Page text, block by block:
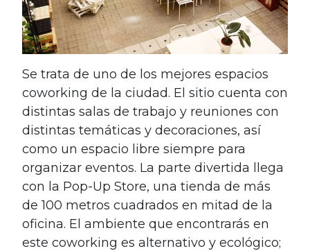
Se trata de uno de los mejores espacios
coworking de la ciudad. El sitio cuenta con
distintas salas de trabajo y reuniones con
distintas temáticas y decoraciones, así
como un espacio libre siempre para
organizar eventos. La parte divertida llega
con la Pop-Up Store, una tienda de más
de 100 metros cuadrados en mitad de la
oficina. El ambiente que encontrarás en
este coworking es alternativo y ecológico;